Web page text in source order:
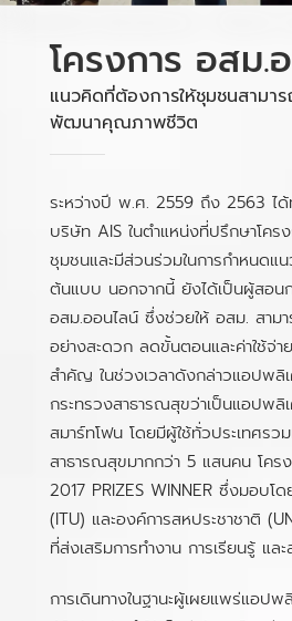
โครงการ อสม.
แนวคิดที่ต้องการให้ชุมชนสามา
พัฒนาคุณภาพชีวิต
ระหว่างปี พ.ศ. 2559 ถึง 2563 ไ
บริษัท AIS ในตำแหน่งที่ปรึกษาโคร
ชุมชนและมีส่วนร่วมในการกำหนด
ต้นแบบ นอกจากนี้ ยังได้เป็นผู้สอน
อสม.ออนไลน์ ซึ่งช่วยให้ อสม. สาม
อย่างสะดวก ลดขั้นตอนและค่าใช้จ่า
สำคัญ ในช่วงเวลาดังกล่าวแอปพลิ
กระทรวงสาธารณสุขว่าเป็นแอปพ
สมาร์ทโฟน โดยมีผู้ใช้ทั่วประเทศรว
สาธารณสุขมากกว่า 5 แสนคน โคร
2017 PRIZES WINNER ซึ่งมอบโ
(ITU) และองค์การสหประชาชาติ
ที่ส่งเสริมการทำงาน การเรียนรู้ แ
การเดินทางในฐานะผู้เผยแพร่แอป